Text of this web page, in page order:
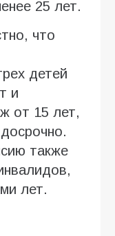
25 лет.
что
детей
и
от 15 лет,
также
лет.